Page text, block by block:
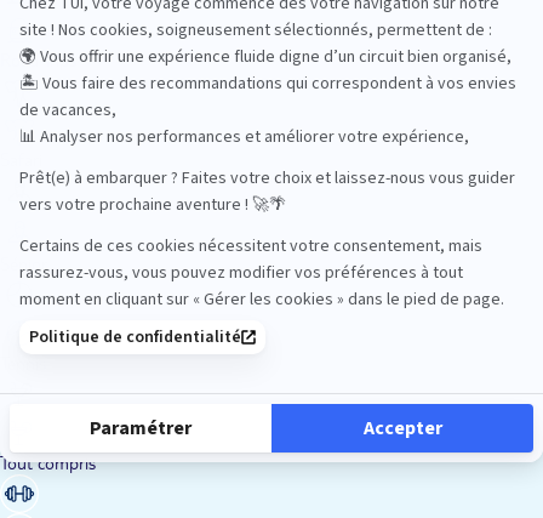
Road Trips
Sénior
Tout compris